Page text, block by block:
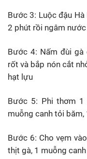
Bước 3: Luộc đậu
2 phút rồi ngâm
Bước 4: Nấm đùi gà
rốt và bắp nón cắt
hạt lựu
Bước 5: Phi thơm 1
muỗng canh tỏi
Bước 6: Cho vẹm
thịt gà, 1 muỗng